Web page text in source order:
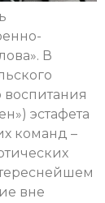
В
воспитания
эстафета
команд –
вне